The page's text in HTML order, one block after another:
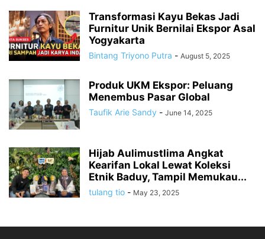
Transformasi Kayu Bekas Jadi
Furnitur Unik Bernilai Ekspor Asal
Yogyakarta
Bintang Triyono Putra - August 5, 2025
Produk UKM Ekspor: Peluang
Menembus Pasar Global
Taufik Arie Sandy - June 14, 2025
Hijab Aulimustlima Angkat
Kearifan Lokal Lewat Koleksi
Etnik Baduy, Tampil Memukau...
tulang tio - May 23, 2025